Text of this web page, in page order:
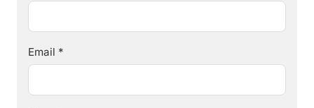
Email *